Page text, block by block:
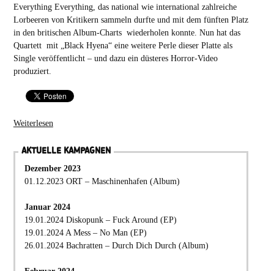
Everything Everything, das national wie international zahlreiche
Lorbeeren von Kritikern sammeln durfte und mit dem fünften Platz
in den britischen Album-Charts wiederholen konnte. Nun hat das
Quartett mit „Black Hyena“ eine weitere Perle dieser Platte als
Single veröffentlicht – und dazu ein düsteres Horror-Video
produziert.
Weiterlesen
AKTUELLE KAMPAGNEN
Dezember 2023
01.12.2023 ORT – Maschinenhafen (Album)
Januar 2024
19.01.2024 Diskopunk – Fuck Around (EP)
19.01.2024 A Mess – No Man (EP)
26.01.2024 Bachratten – Durch Dich Durch (Album)